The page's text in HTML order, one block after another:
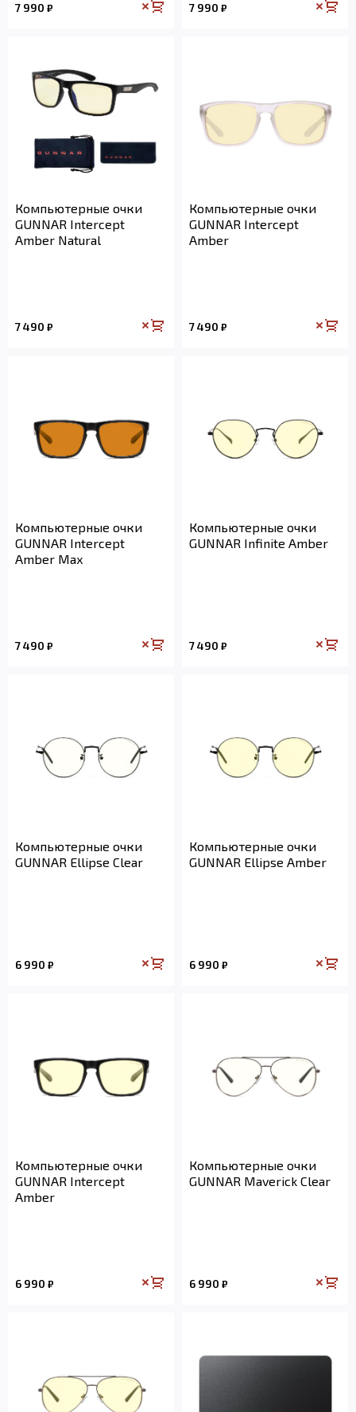
7 990 ₽ 7 990 ₽
Компьютерные очки
GUNNAR Intercept
Amber Natural
7 490 ₽
Компьютерные очки
GUNNAR Intercept
Amber
7 490 ₽
Компьютерные очки
GUNNAR Intercept
Amber Max
7 490 ₽
Компьютерные очки
GUNNAR Infinite Amber
7 490 ₽
Компьютерные очки
GUNNAR Ellipse Clear
6 990 ₽
Компьютерные очки
GUNNAR Ellipse Amber
6 990 ₽
Компьютерные очки
GUNNAR Intercept
Amber
6 990 ₽
Компьютерные очки
GUNNAR Maverick Clear
6 990 ₽